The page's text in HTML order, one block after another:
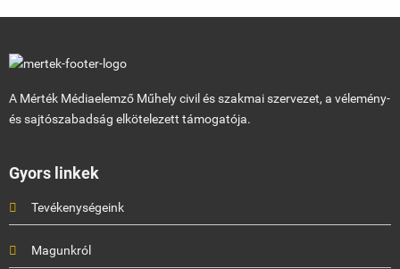
A Mérték Médiaelemző Műhely civil és szakmai szervezet, a vélemény-
és sajtószabadság elkötelezett támogatója.
Gyors linkek
Tevékenységeink
Magunkról